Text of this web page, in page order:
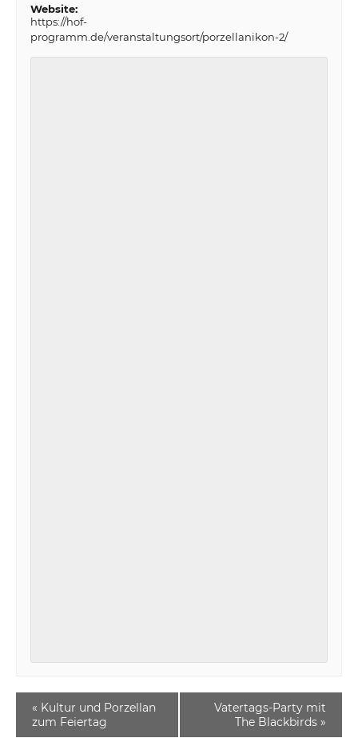
Website:
https://hof-
programm.de/veranstaltungsort/porzellanikon-2/
« Kultur und Porzellan
zum Feiertag
Vatertags-Party mit
The Blackbirds »